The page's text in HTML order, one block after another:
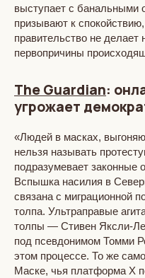
выступает с банальными
призывают к
правительство не делает
первопричины
The Guardian:
угрожает
«Людей в масках,
нельзя называть
подразумевает законные
Вспышка насилия в
связана с миграционной
толпа. Ультраправые
толпы — Стивен Яксли-
под псевдонимом Томми
этом процессе. То же
Маске, чья платформа Х